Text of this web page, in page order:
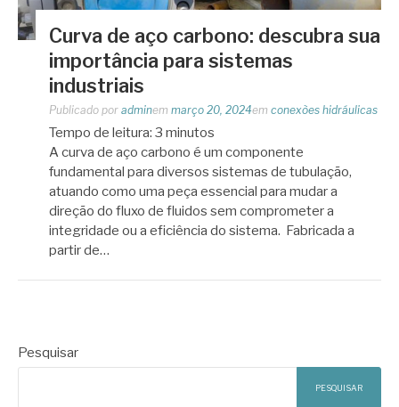
Curva de aço carbono: descubra sua
importância para sistemas
industriais
Publicado por adminem março 20, 2024em conexões hidráulicas
Tempo de leitura: 3 minutos
A curva de aço carbono é um componente
fundamental para diversos sistemas de tubulação,
atuando como uma peça essencial para mudar a
direção do fluxo de fluidos sem comprometer a
integridade ou a eficiência do sistema. Fabricada a
partir de…
Pesquisar
PESQUISAR